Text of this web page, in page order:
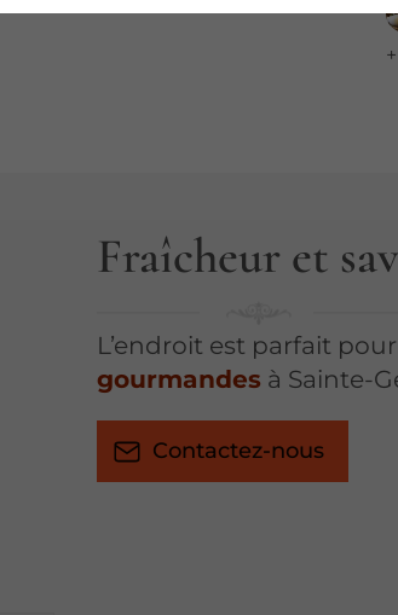
Fraîcheur et
L’endroit est parfait
gourmandes à Sainte-
Contactez-nous